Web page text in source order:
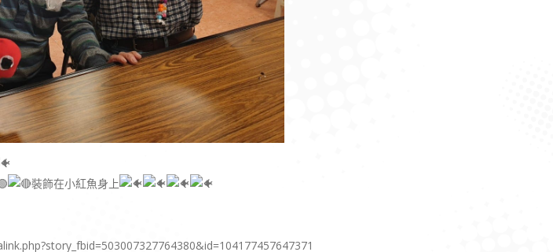
裝飾在小紅魚身上